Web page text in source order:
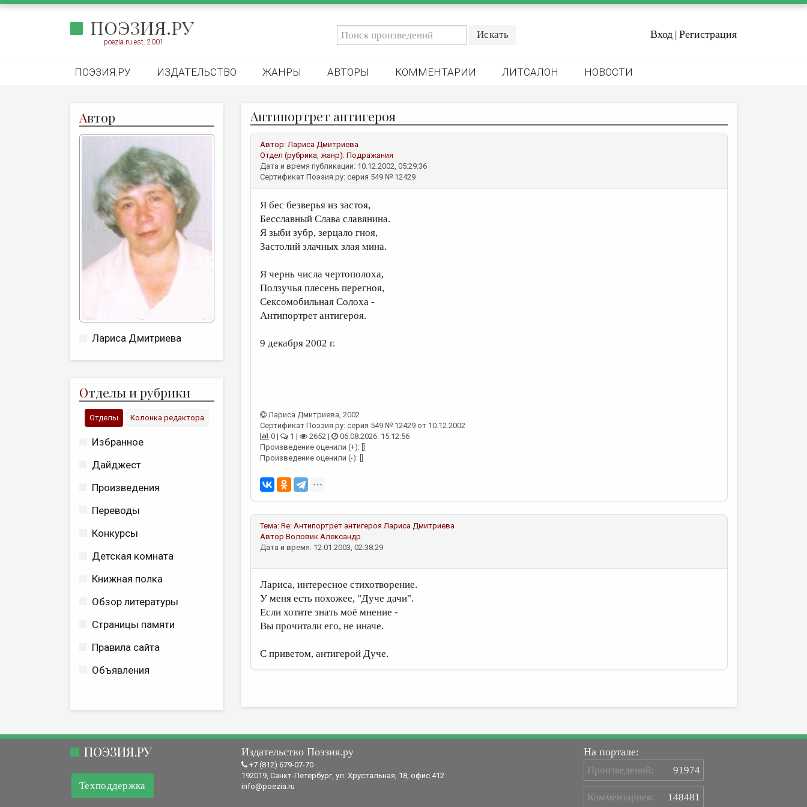
ПОЭЗИЯ.РУ
poezia.ru est. 2001
Вход | Регистрация
ПОЭЗИЯ.РУ ИЗДАТЕЛЬСТВО ЖАНРЫ АВТОРЫ КОММЕНТАРИИ ЛИТСАЛОН НОВОСТИ
Автор
Лариса Дмитриева
Отделы и рубрики
Отделы Колонка редактора
Избранное
Дайджест
Произведения
Переводы
Конкурсы
Детская комната
Книжная полка
Обзор литературы
Страницы памяти
Правила сайта
Объявления
Антипортрет антигероя
Автор:Лариса Дмитриева
Отдел (рубрика, жанр): Подражания
Дата и время публикации: 10.12.2002, 05:29:36
Сертификат Поэзия.ру: серия 549 № 12429
Я бес безверья из застоя,
Бесславный Слава славянина.
Я зыби зубр, зерцало гноя,
Застолий злачных злая мина.
Я чернь числа чертополоха,
Ползучья плесень перегноя,
Сексомобильная Солоха -
Антипортрет антигероя.
9 декабря 2002 г.
Лариса Дмитриева, 2002
Сертификат Поэзия.ру: серия 549 № 12429 от 10.12.2002
0 |
1 | 2652 |
06.08.2026. 15:12:56
Произведение оценили (+): []
Произведение оценили (-): []
Тема: Re: Антипортрет антигероя Лариса Дмитриева
Автор Воловик Александр
Дата и время: 12.01.2003, 02:38:29
Лариса, интересное стихотворение.
У меня есть похожее, "Дуче дачи".
Если хотите знать моё мнение -
Вы прочитали его, не иначе.
С приветом, антигерой Дуче.
ПОЭЗИЯ.РУ
Техподдержка
Издательство Поэзия.ру
+7 (812) 679-07-70
192019, Санкт-Петербург, ул. Хрустальная, 18, офис 412
info@poezia.ru
На портале:
Произведений: 91974
Комментариев: 148481